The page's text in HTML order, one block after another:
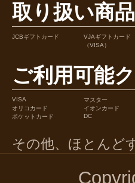
取り扱い商
JCBギフトカード
VJAギフトカード
（VISA）
ご利用可能
VISA マスター
オリコカード
イオンカード
ポケットカード
DC
その他、ほとんど